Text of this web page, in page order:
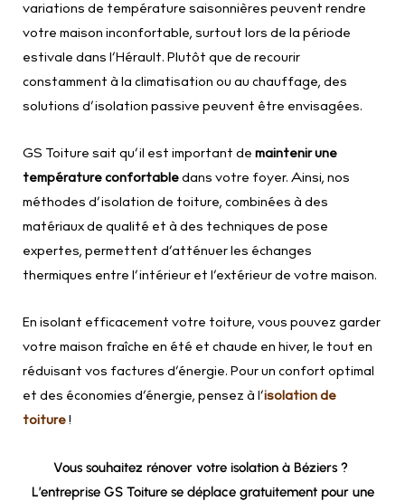
variations de température saisonnières peuvent rendre
votre maison inconfortable, surtout lors de la période
estivale dans l’Hérault. Plutôt que de recourir
constamment à la climatisation ou au chauffage, des
solutions d’isolation passive peuvent être envisagées.
GS Toiture sait qu’il est important de maintenir une
température confortabledans votre foyer. Ainsi, nos
méthodes d’isolation de toiture, combinées à des
matériaux de qualité et à des techniques de pose
expertes, permettent d’atténuer les échanges
thermiques entre l’intérieur et l’extérieur de votre maison.
En isolant efficacement votre toiture, vous pouvez garder
votre maison fraîche en été et chaude en hiver, le tout en
réduisant vos factures d’énergie. Pour un confort optimal
et des économies d’énergie, pensez à l’isolation de
toiture!
Vous souhaitez rénover votre isolation à Béziers ?
L’entreprise GS Toiture se déplace gratuitement pour une